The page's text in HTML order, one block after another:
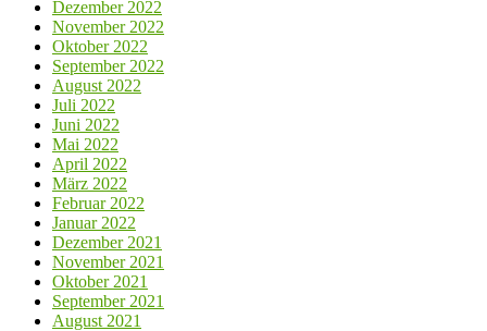
Dezember 2022
November 2022
Oktober 2022
September 2022
August 2022
Juli 2022
Juni 2022
Mai 2022
April 2022
März 2022
Februar 2022
Januar 2022
Dezember 2021
November 2021
Oktober 2021
September 2021
August 2021